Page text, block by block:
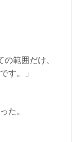
範囲だけ、
す。」
た。